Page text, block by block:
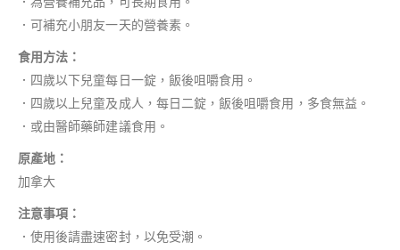
．可補充小朋友一天的營養素。
食用方法：
．四歲以下兒童每日一錠，飯後咀嚼食用。
．四歲以上兒童及成人，每日二錠，飯後咀嚼食用，多食無益。
．或由醫師藥師建議食用。
原產地：
加拿大
注意事項：
．使用後請盡速密封，以免受潮。